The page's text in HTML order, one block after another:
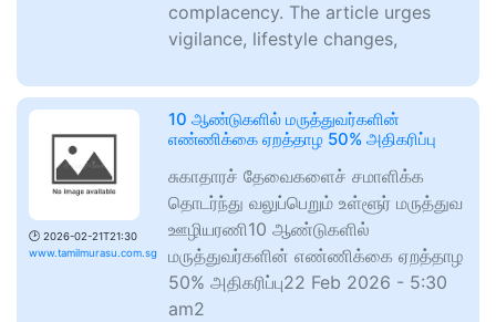
complacency. The article urges
vigilance, lifestyle changes,
🕑 2026-02-21T21:30
www.tamilmurasu.com.sg
10 ஆண்டுகளில் மருத்துவர்களின்
எண்ணிக்கை ஏறத்தாழ 50% அதிகரிப்பு
சுகாதாரச் தேவைகளைச் சமாளிக்க
தொடர்ந்து வலுப்பெறும் உள்ளூர் மருத்துவ
ஊழியரணி10 ஆண்டுகளில்
மருத்துவர்களின் எண்ணிக்கை ஏறத்தாழ
50% அதிகரிப்பு22 Feb 2026 - 5:30
am2